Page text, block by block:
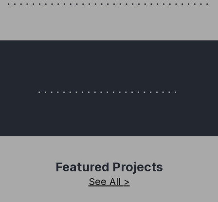
Featured Projects
See All